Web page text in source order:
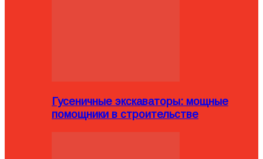
Гусеничные экскаваторы: мощные
помощники в строительстве